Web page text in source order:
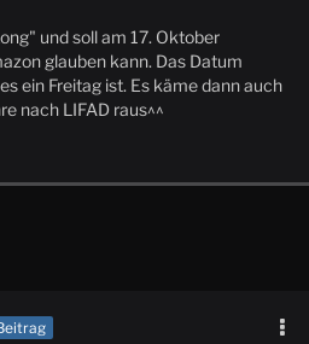
und soll am 17. Oktober
glauben kann. Das Datum
ein Freitag ist. Es käme dann auch
nach LIFAD raus^^